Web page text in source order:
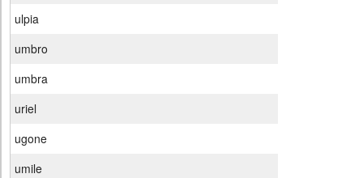
ulpia
umbro
umbra
uriel
ugone
umile